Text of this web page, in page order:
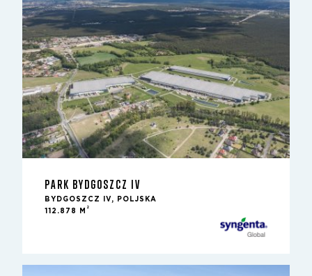
PARK BYDGOSZCZ IV
BYDGOSZCZ IV, POLJSKA
112.878 M
2